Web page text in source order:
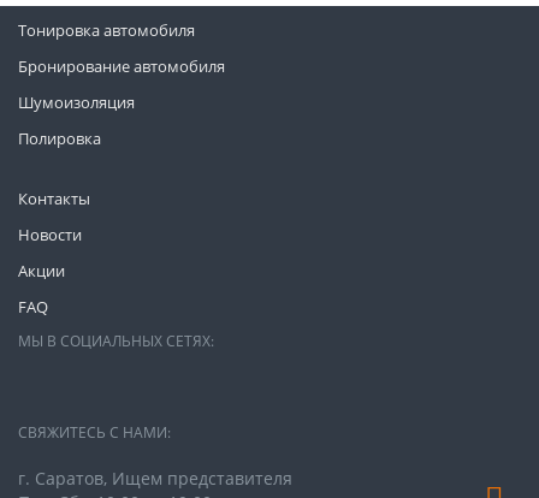
Контакты
Новости
Акции
FAQ
Тонировка автомобиля
Бронирование автомобиля
Шумоизоляция
Полировка
МЫ В СОЦИАЛЬНЫХ СЕТЯХ:
СВЯЖИТЕСЬ С НАМИ:
г. Саратов, Ищем представителя